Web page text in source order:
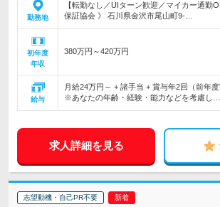
勤務地
【転勤なし／UIターン歓迎／マイカー通勤
保証協会 》 石川県金沢市尾山町9-…
初年度
年収
380万円～420万円
給与
月給24万円～ + 諸手当 + 賞与年2回（前年度
※あなたの年齢・経験・能力などを考慮し…
求人詳細を見る
志望動機・自己PR不要